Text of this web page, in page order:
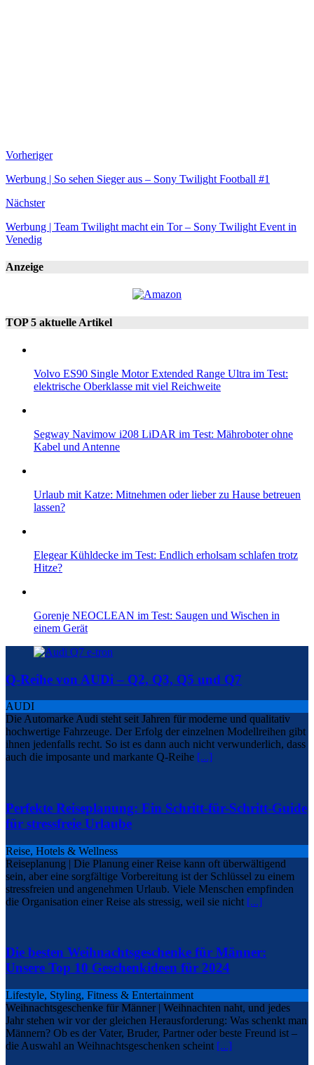
Vorheriger
Werbung | So sehen Sieger aus – Sony Twilight Football #1
Nächster
Werbung | Team Twilight macht ein Tor – Sony Twilight Event in
Venedig
Anzeige
TOP 5 aktuelle Artikel
Volvo ES90 Single Motor Extended Range Ultra im Test:
elektrische Oberklasse mit viel Reichweite
Segway Navimow i208 LiDAR im Test: Mähroboter ohne
Kabel und Antenne
Urlaub mit Katze: Mitnehmen oder lieber zu Hause betreuen
lassen?
Elegear Kühldecke im Test: Endlich erholsam schlafen trotz
Hitze?
Gorenje NEOCLEAN im Test: Saugen und Wischen in
einem Gerät
Q-Reihe von AUDi – Q2, Q3, Q5 und Q7
AUDI
Die Automarke Audi steht seit Jahren für moderne und qualitativ
hochwertige Fahrzeuge. Der Erfolg der einzelnen Modellreihen gibt
ihnen jedenfalls recht. So ist es dann auch nicht verwunderlich, dass
auch die imposante und markante Q-Reihe [...]
Perfekte Reiseplanung: Ein Schritt-für-Schritt-Guide
für stressfreie Urlaube
Reise, Hotels & Wellness
Reiseplanung | Die Planung einer Reise kann oft überwältigend
sein, aber eine sorgfältige Vorbereitung ist der Schlüssel zu einem
stressfreien und angenehmen Urlaub. Viele Menschen empfinden
die Organisation einer Reise als stressig, weil sie nicht [...]
Die besten Weihnachtsgeschenke für Männer:
Unsere Top 10 Geschenkideen für 2024
Lifestyle, Styling, Fitness & Entertainment
Weihnachtsgeschenke für Männer | Weihnachten naht, und jedes
Jahr stehen wir vor der gleichen Herausforderung: Was schenkt man
Männern? Ob es der Vater, Bruder, Partner oder beste Freund ist –
die Auswahl an Weihnachtsgeschenken scheint [...]